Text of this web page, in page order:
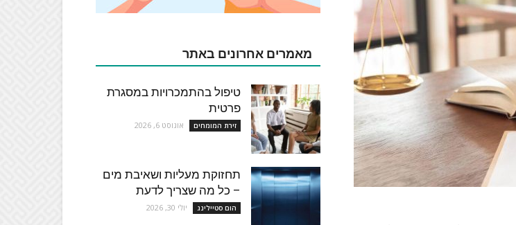
מאמרים אחרונים באתר
טיפול בהתמכרויות במסגרת
פרטית
זירת המומחים אוגוסט 6, 2026
תחזוקת מעליות ושאיבת מים
– כל מה שצריך לדעת
הום סטיילינג יולי 30, 2026